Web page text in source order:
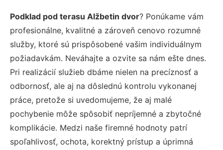
Podklad pod terasu Alžbetin dvor? Ponúkame vám
profesionálne, kvalitné a zároveň cenovo rozumné
služby, ktoré sú prispôsobené vašim individuálnym
požiadavkám. Neváhajte a ozvite sa nám ešte dnes.
Pri realizácií služieb dbáme nielen na precíznosť a
odbornosť, ale aj na dôslednú kontrolu vykonanej
práce, pretože si uvedomujeme, že aj malé
pochybenie môže spôsobiť nepríjemné a zbytočné
komplikácie. Medzi naše firemné hodnoty patrí
spoľahlivosť, ochota, korektný prístup a úprimná